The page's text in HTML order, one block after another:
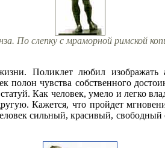
По слепку с мраморной римской
Поликлет любил изображать
полон чувства собственного
Как человек, умело и легко
Кажется, что пройдет
сильный, красивый,